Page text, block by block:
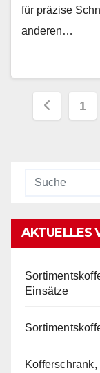
für präzise
anderen…
1
AKTUELLES
Einsätze